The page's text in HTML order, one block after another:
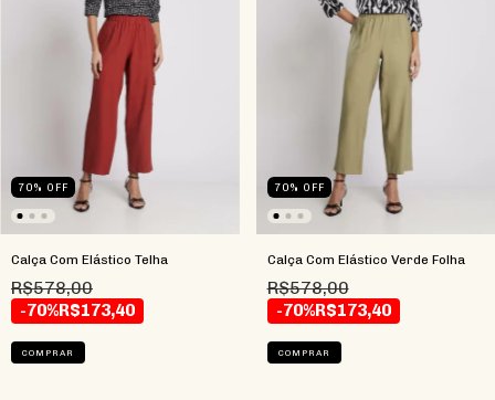
70% OFF
Calça Com Elástico Telha
R$578,00
-70%R$173,40
COMPRAR
70% OFF
Calça Com Elástico Verde Folha
R$578,00
-70%R$173,40
COMPRAR